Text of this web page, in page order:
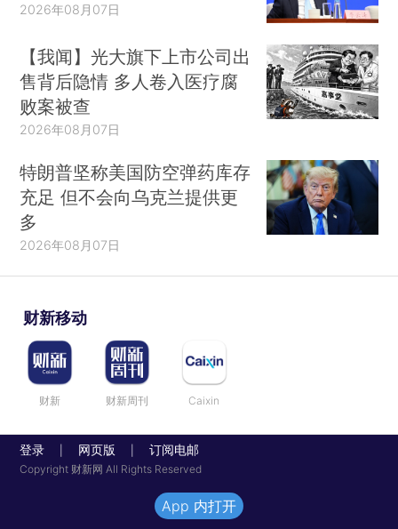
2026年08月07日
【我闻】光大旗下上市公司出
售背后隐情 多人卷入医疗腐
败案被查
2026年08月07日
特朗普坚称美国防空弹药库存
充足 但不会向乌克兰提供更
多
2026年08月07日
财新移动
财新 财新周刊 Caixin
登录 网页版 订阅电邮
Copyright 财新网 All Rights Reserved
App 内打开